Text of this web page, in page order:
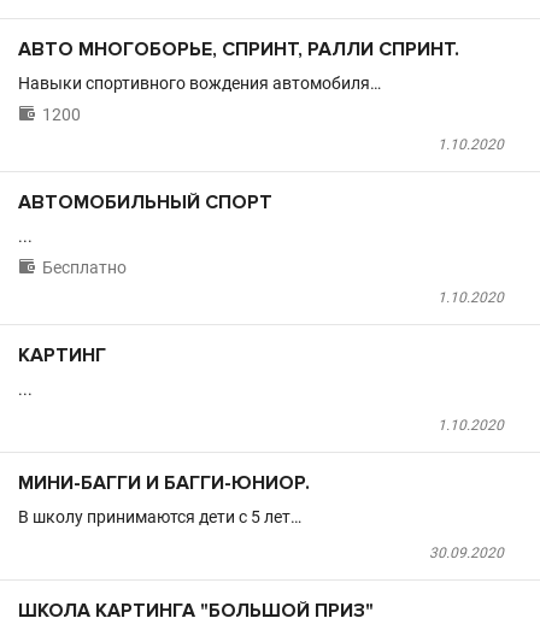
АВТО МНОГОБОРЬЕ, СПРИНТ, РАЛЛИ СПРИНТ.
Навыки спортивного вождения автомобиля…
 1200
1.10.2020
АВТОМОБИЛЬНЫЙ СПОРТ
...
 Бесплатно
1.10.2020
КАРТИНГ
...
1.10.2020
МИНИ-БАГГИ И БАГГИ-ЮНИОР.
В школу принимаются дети с 5 лет…
30.09.2020
ШКОЛА КАРТИНГА "БОЛЬШОЙ ПРИЗ"